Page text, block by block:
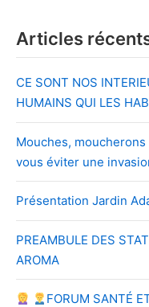
Articles
CE SONT NOS
HUMAINS QUI LES
Mouches,
vous éviter une
Présentation Jardin
PREAMBULE DES
AROMA
FORUM SANTÉ